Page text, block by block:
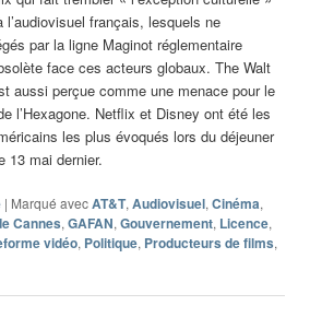
français, lesquels ne
par la ligne Maginot réglementaire
face ces acteurs globaux. The Walt
aussi perçue comme une menace pour le
l’Hexagone. Netflix et Disney ont été les
les plus évoqués lors du déjeuner
13 mai dernier.
| Marqué avecAT&T,Audiovisuel,Cinéma,
Cannes,GAFAN,Gouvernement, Licence,
vidéo, Politique, Producteurs de films,